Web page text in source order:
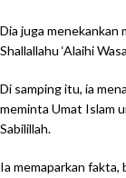
Dia juga menekankan
Shallallahu ‘Alaihi
Di samping itu, ia
meminta Umat Islam
Sabilillah.
Ia memaparkan fakta,